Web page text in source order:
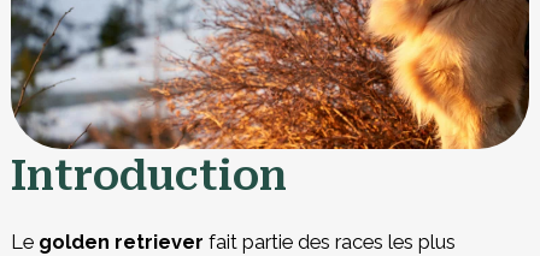
Introduction
Le golden retriever fait partie des races les plus